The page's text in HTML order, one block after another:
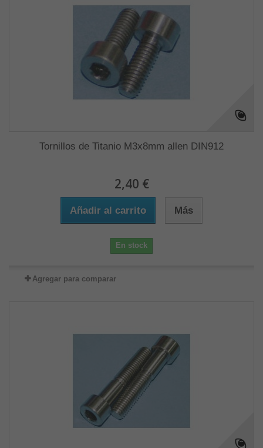
Tornillos de Titanio M3x8mm allen DIN912
2,40 €
Añadir al carrito Más
En stock
Agregar para comparar